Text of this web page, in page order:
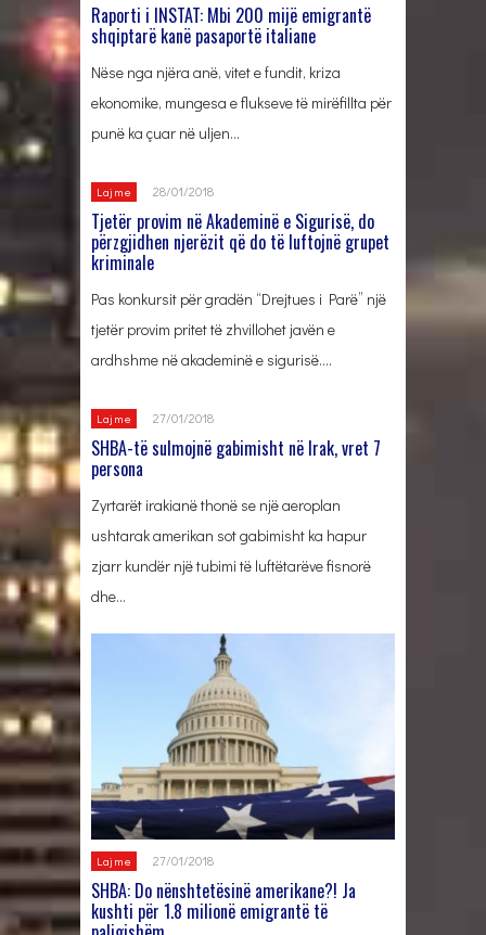
Raporti i INSTAT: Mbi 200 mijë emigrantë
shqiptarë kanë pasaportë italiane
Nëse nga njëra anë, vitet e fundit, kriza
ekonomike, mungesa e flukseve të mirëfillta për
punë ka çuar në uljen…
Lajme 28/01/2018
Tjetër provim në Akademinë e Sigurisë, do
përzgjidhen njerëzit që do të luftojnë grupet
kriminale
Pas konkursit për gradën “Drejtues i Parë” një
tjetër provim pritet të zhvillohet javën e
ardhshme në akademinë e sigurisë….
Lajme 27/01/2018
SHBA-të sulmojnë gabimisht në Irak, vret 7
persona
Zyrtarët irakianë thonë se një aeroplan
ushtarak amerikan sot gabimisht ka hapur
zjarr kundër një tubimi të luftëtarëve fisnorë
dhe…
Lajme 27/01/2018
SHBA: Do nënshtetësinë amerikane?! Ja
kushti për 1.8 milionë emigrantë të